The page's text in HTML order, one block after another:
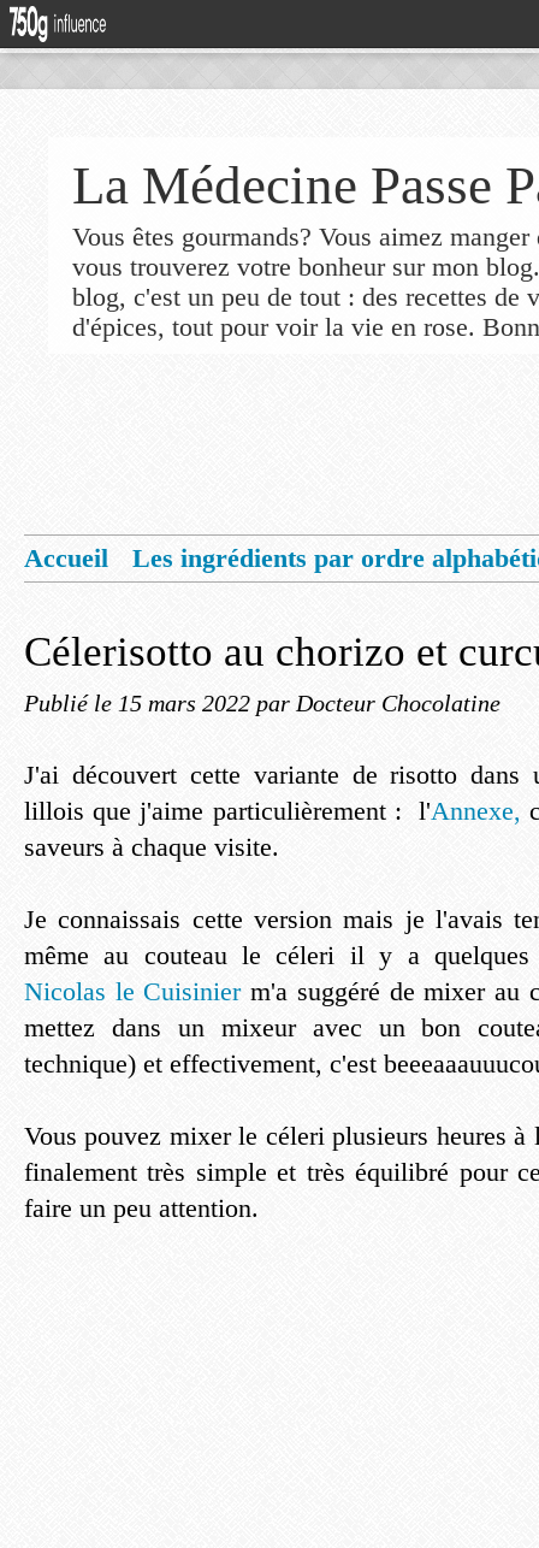
La Médecine Passe
Vous êtes gourmands? Vous aimez
vous trouverez votre bonheur sur mon
blog, c'est un peu de tout : des recettes de
d'épices, tout pour voir la vie en rose.
Accueil
Les ingrédients par ordre
Célerisotto au chorizo et
Publié le 15 mars 2022 par Docteur Chocolatine
J'ai découvert cette variante de risotto dans
lillois que j'aime particulièrement : l'Annexe,
saveurs à chaque visite.
Je connaissais cette version mais je l'avais
même au couteau le céleri il y a quelques
Nicolas le Cuisinierm'a suggéré de mixer au
mettez dans un mixeur avec un bon
technique) et effectivement, c'est
Vous pouvez mixer le céleri plusieurs heures à
finalement très simple et très équilibré pour
faire un peu attention.